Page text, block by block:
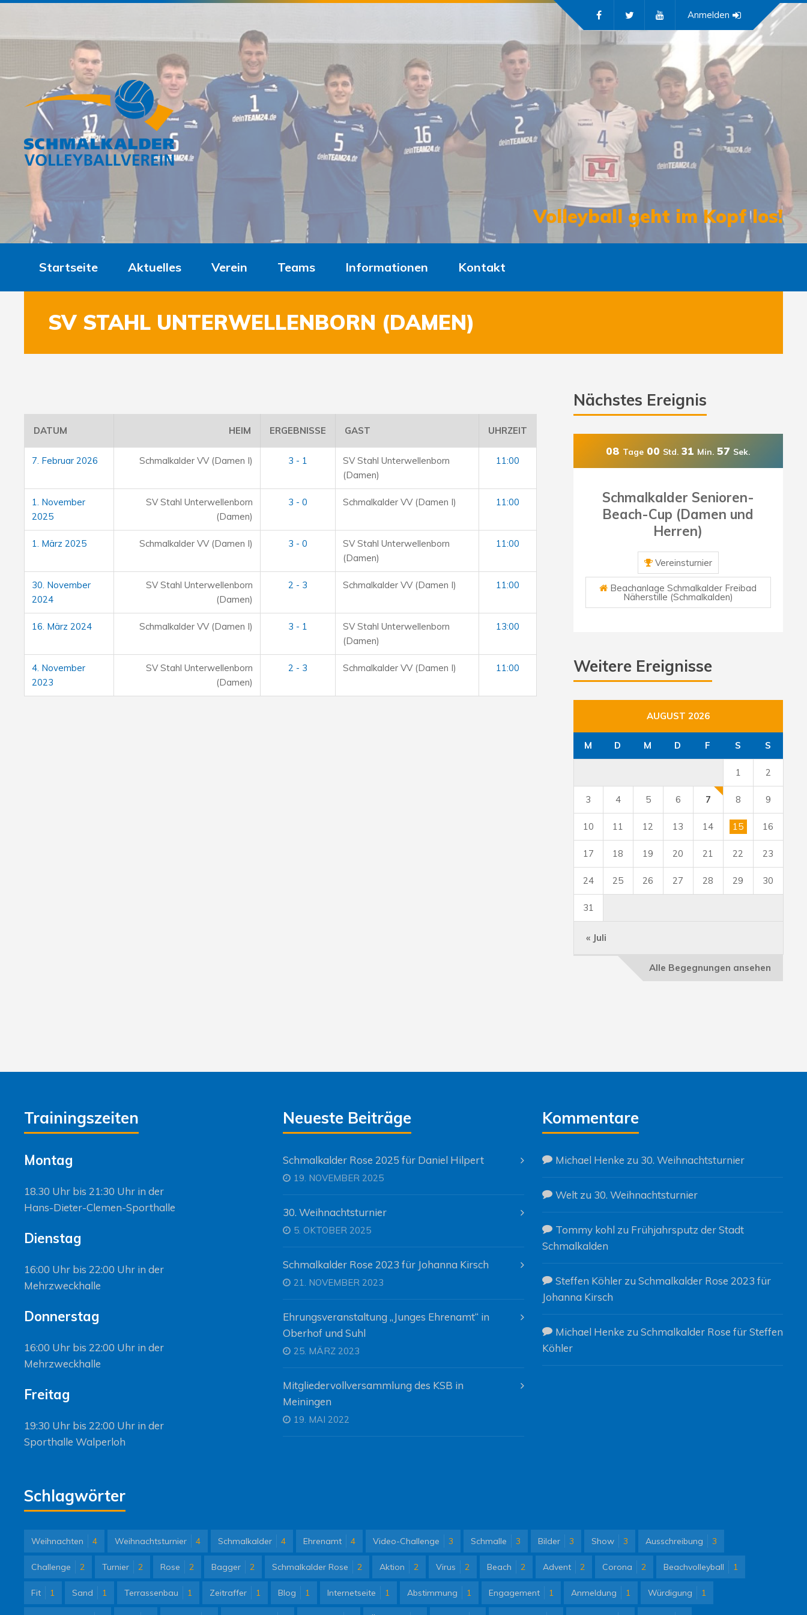
Volleyball geht im Kopf los!
Anmelden
Startseite Aktuelles Verein Teams Informationen Kontakt
SV STAHL UNTERWELLENBORN (DAMEN)
DATUM HEIM ERGEBNISSE GAST UHRZEIT
7. Februar 2026 Schmalkalder VV (Damen I) 3 - 1
SV Stahl Unterwellenborn
(Damen)
11:00
1. November
2025
SV Stahl Unterwellenborn
(Damen)
3 - 0 Schmalkalder VV (Damen I) 11:00
1. März 2025 Schmalkalder VV (Damen I) 3 - 0
SV Stahl Unterwellenborn
(Damen)
11:00
30. November
2024
SV Stahl Unterwellenborn
(Damen)
2 - 3 Schmalkalder VV (Damen I) 11:00
16. März 2024 Schmalkalder VV (Damen I) 3 - 1
SV Stahl Unterwellenborn
(Damen)
13:00
4. November
2023
SV Stahl Unterwellenborn
(Damen)
2 - 3 Schmalkalder VV (Damen I) 11:00
Nächstes Ereignis
08 Tage 00 Std. 31 Min. 55 Sek.
Schmalkalder Senioren-
Beach-Cup (Damen und
Herren)
Vereinsturnier
Beachanlage Schmalkalder Freibad
Näherstille (Schmalkalden)
Weitere Ereignisse
AUGUST 2026
M D M D F S S
« Juli
1 2
3 4 5 6 7 8 9
10 11 12 13 14 15 16
17 18 19 20 21 22 23
24 25 26 27 28 29 30
31
Alle Begegnungen ansehen
Trainingszeiten
Montag
18.30 Uhr bis 21:30 Uhr in der
Hans-Dieter-Clemen-Sporthalle
Dienstag
16:00 Uhr bis 22:00 Uhr in der
Mehrzweckhalle
Donnerstag
16:00 Uhr bis 22:00 Uhr in der
Mehrzweckhalle
Freitag
19:30 Uhr bis 22:00 Uhr in der
Sporthalle Walperloh
Neueste Beiträge
Schmalkalder Rose 2025 für Daniel Hilpert
19. NOVEMBER 2025
30. Weihnachtsturnier
5. OKTOBER 2025
Schmalkalder Rose 2023 für Johanna Kirsch
21. NOVEMBER 2023
Ehrungsveranstaltung „Junges Ehrenamt“ in
Oberhof und Suhl
25. MÄRZ 2023
Mitgliedervollversammlung des KSB in
Meiningen
19. MAI 2022
Kommentare
Michael Henke zu 30. Weihnachtsturnier
Weltzu 30. Weihnachtsturnier
Tommy kohl zu Frühjahrsputz der Stadt
Schmalkalden
Steffen Köhlerzu Schmalkalder Rose 2023 für
Johanna Kirsch
Michael Henke zu Schmalkalder Rose für Steffen
Köhler
Schlagwörter
Weihnachten 4 Weihnachtsturnier 4 Schmalkalder 4 Ehrenamt 4 Video-Challenge 3 Schmalle 3 Bilder 3 Show 3 Ausschreibung 3
Challenge 2 Turnier 2 Rose 2 Bagger 2 Schmalkalder Rose 2 Aktion 2 Virus 2 Beach 2 Advent 2 Corona 2 Beachvolleyball 1
Fit 1 Sand 1 Terrassenbau 1 Zeitraffer 1 Blog 1 Internetseite 1 Abstimmung 1 Engagement 1 Anmeldung 1 Würdigung 1